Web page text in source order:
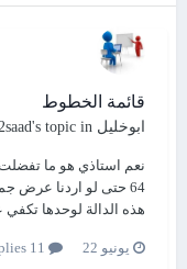
قائمة الخطوط
ابوخليل 's topic in
64 حتى لو اردنا عرض
هذه الدالة لوحدها تكفي
يونيو 22